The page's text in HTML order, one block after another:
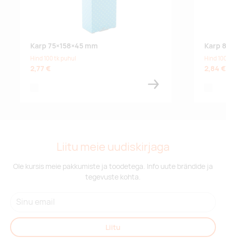
Karp 75×158×45 mm
Hind 100 tk puhul
2,77 €
Karp
Hind
2,84 €
Liitu meie uudiskirjaga
Ole kursis meie pakkumiste ja toodetega. Info uute brändide ja
tegevuste kohta.
Liitu